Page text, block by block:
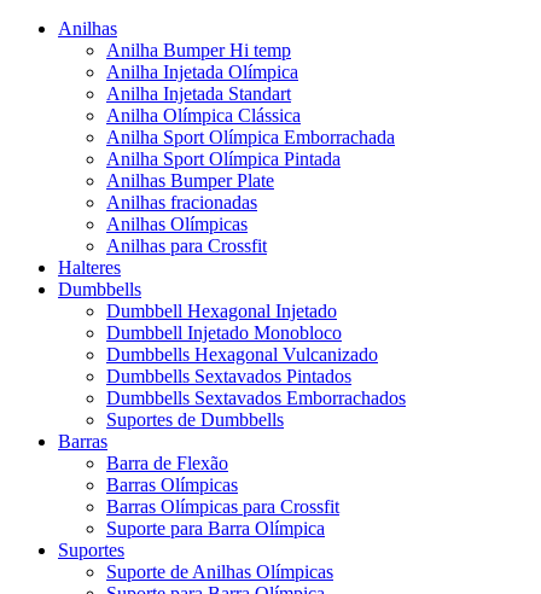
Anilhas
Anilha Bumper Hi temp
Anilha Injetada Olímpica
Anilha Injetada Standart
Anilha Olímpica Clássica
Anilha Sport Olímpica Emborrachada
Anilha Sport Olímpica Pintada
Anilhas Bumper Plate
Anilhas fracionadas
Anilhas Olímpicas
Anilhas para Crossfit
Halteres
Dumbbells
Dumbbell Hexagonal Injetado
Dumbbell Injetado Monobloco
Dumbbells Hexagonal Vulcanizado
Dumbbells Sextavados Pintados
Dumbbells Sextavados Emborrachados
Suportes de Dumbbells
Barras
Barra de Flexão
Barras Olímpicas
Barras Olímpicas para Crossfit
Suporte para Barra Olímpica
Suportes
Suporte de Anilhas Olímpicas